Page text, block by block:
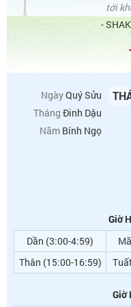
tới
-
NgàyQuý Sửu
ThángĐinh Dậu
Năm Bính Ngọ
Giờ
Dần (3:00-4:59)
Thân (15:00-16:59)
Giờ